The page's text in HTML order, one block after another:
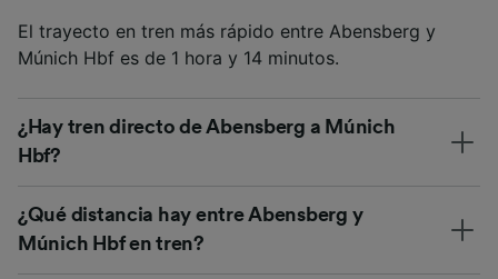
El trayecto en tren más rápido entre Abensberg y
Múnich Hbf es de 1 hora y 14 minutos.
¿Hay tren directo de Abensberg a Múnich
Hbf?
¿Qué distancia hay entre Abensberg y
Múnich Hbf en tren?